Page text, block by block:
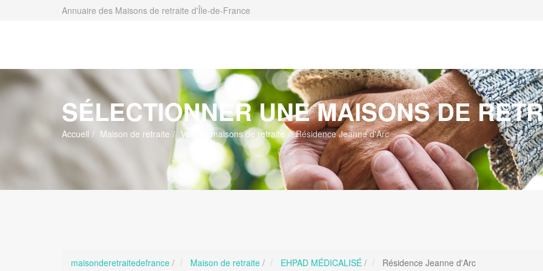
Annuaire des Maisons de retraite d'Île-de-France
SÉLECTIONNER UNE MAISONS DE
Accueil Maison de retraite Voir les maisons de retraite Résidence Jeanne d'Arc
maisonderetraitedefrance / Maison de retraite / EHPAD MÉDICALISÉ / Résidence Jeanne d'Arc